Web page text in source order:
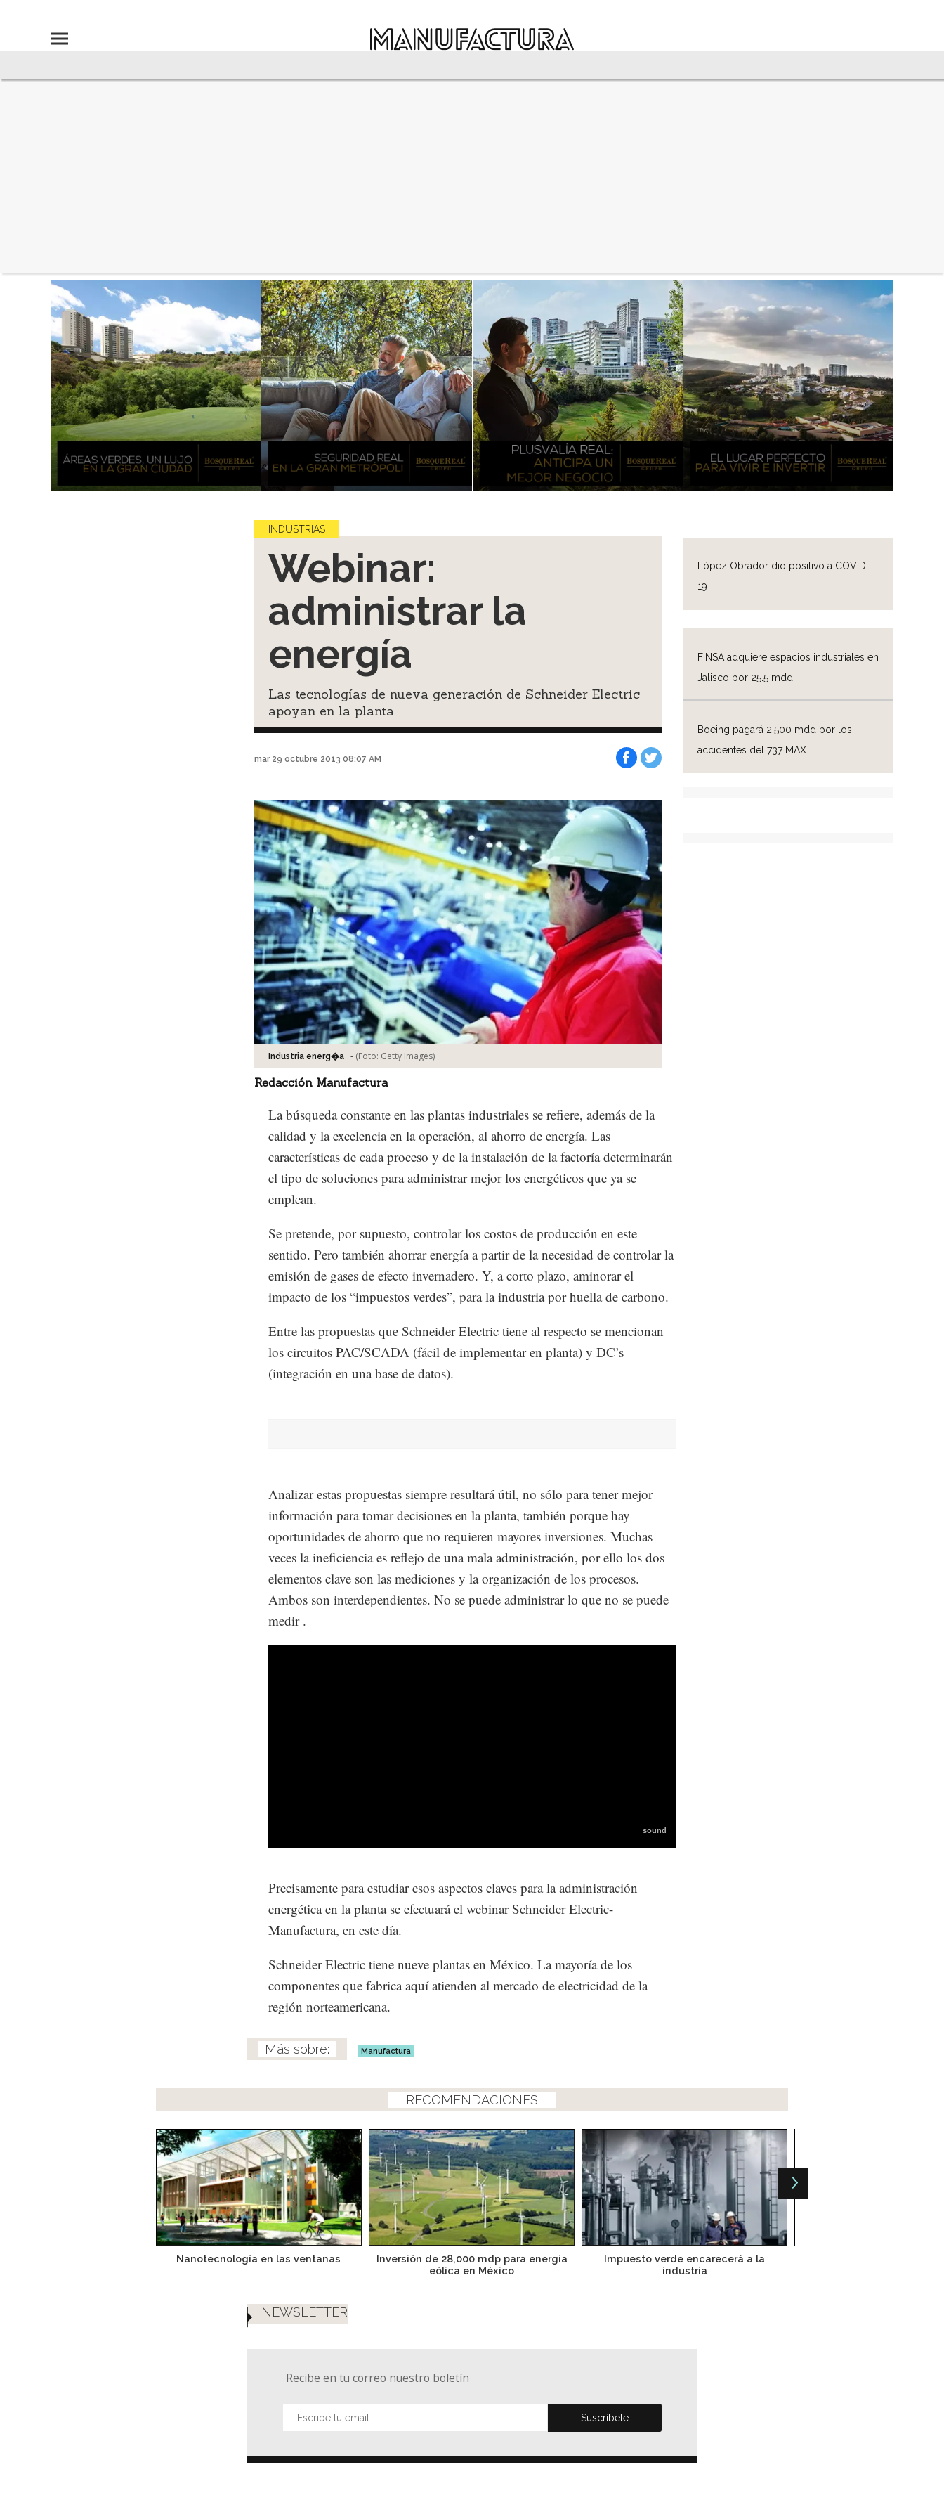
López Obrador dio positivo a COVID-
19
FINSA adquiere espacios industriales en
Jalisco por 25.5 mdd
Boeing pagará 2,500 mdd por los
accidentes del 737 MAX
INDUSTRIAS
Webinar:
administrar la
energía
Las tecnologías de nueva generación de Schneider Electric
apoyan en la planta
mar 29 octubre 2013 08:07 AM
Industria energ�a - (Foto: Getty Images)
Redacción Manufactura
La búsqueda constante en las plantas industriales se refiere, además de la
calidad y la excelencia en la operación, al ahorro de energía. Las
características de cada proceso y de la instalación de la factoría determinarán
el tipo de soluciones para administrar mejor los energéticos que ya se
emplean.
Se pretende, por supuesto, controlar los costos de producción en este
sentido. Pero también ahorrar energía a partir de la necesidad de controlar la
emisión de gases de efecto invernadero. Y, a corto plazo, aminorar el
impacto de los “impuestos verdes”, para la industria por huella de carbono.
Entre las propuestas que Schneider Electric tiene al respecto se mencionan
los circuitos PAC/SCADA (fácil de implementar en planta) y DC’s
(integración en una base de datos).
Analizar estas propuestas siempre resultará útil, no sólo para tener mejor
información para tomar decisiones en la planta, también porque hay
oportunidades de ahorro que no requieren mayores inversiones. Muchas
veces la ineficiencia es reflejo de una mala administración, por ello los dos
elementos clave son las mediciones y la organización de los procesos.
Ambos son interdependientes. No se puede administrar lo que no se puede
medir .
Precisamente para estudiar esos aspectos claves para la administración
energética en la planta se efectuará el webinar Schneider Electric-
Manufactura, en este día.
Schneider Electric tiene nueve plantas en México. La mayoría de los
componentes que fabrica aquí atienden al mercado de electricidad de la
región norteamericana.
Manufactura
RECOMENDACIONES
Nanotecnología en las ventanas
Inversión de 28,000 mdp para energía
eólica en México
Impuesto verde encarecerá a la
industria
NEWSLETTER
Recibe en tu correo nuestro boletín